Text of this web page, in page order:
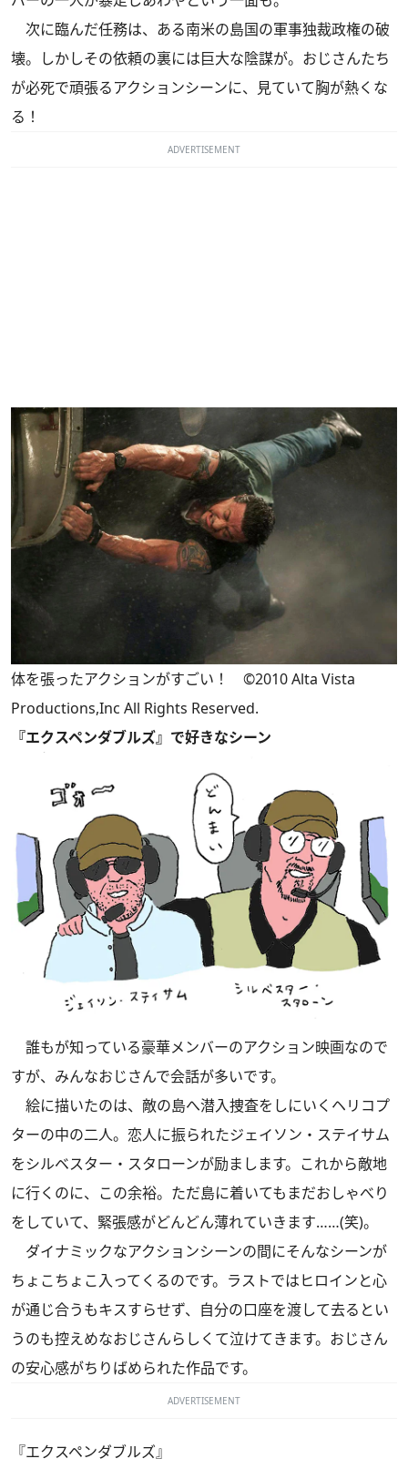
次に臨んだ任務は、ある南米の島国の軍事独裁政権の破
壊。しかしその依頼の裏には巨大な陰謀が。おじさんたち
が必死で頑張るアクションシーンに、見ていて胸が熱くな
る！
ADVERTISEMENT
体を張ったアクションがすごい！ ©2010 Alta Vista
Productions,Inc All Rights Reserved.
『エクスペンダブルズ』で好きなシーン
誰もが知っている豪華メンバーのアクション映画なので
すが、みんなおじさんで会話が多いです。
絵に描いたのは、敵の島へ潜入捜査をしにいくヘリコプ
ターの中の二人。恋人に振られたジェイソン・ステイサム
をシルベスター・スタローンが励まします。これから敵地
に行くのに、この余裕。ただ島に着いてもまだおしゃべり
をしていて、緊張感がどんどん薄れていきます……(笑)。
ダイナミックなアクションシーンの間にそんなシーンが
ちょこちょこ入ってくるのです。ラストではヒロインと心
が通じ合うもキスすらせず、自分の口座を渡して去るとい
うのも控えめなおじさんらしくて泣けてきます。おじさん
の安心感がちりばめられた作品です。
ADVERTISEMENT
『エクスペンダブルズ』